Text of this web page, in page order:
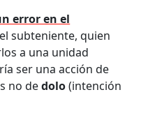
error en el
subteniente, quien
a una unidad
ser una acción de
no dedolo(intención